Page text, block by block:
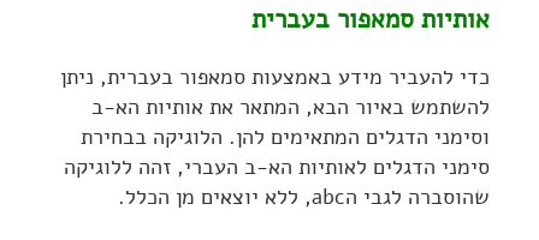
אותיות סמאפור בעברית
כדי להעביר מידע באמצעות סמאפור בעברית, ניתן
להשתמש באיור הבא, המתאר את אותיות הא-ב
וסימני הדגלים המתאימים להן. הלוגיקה בבחירת
סימני הדגלים לאותיות הא-ב העברי, זהה ללוגיקה
שהוסברה לגבי הabc, ללא יוצאים מן הכלל.